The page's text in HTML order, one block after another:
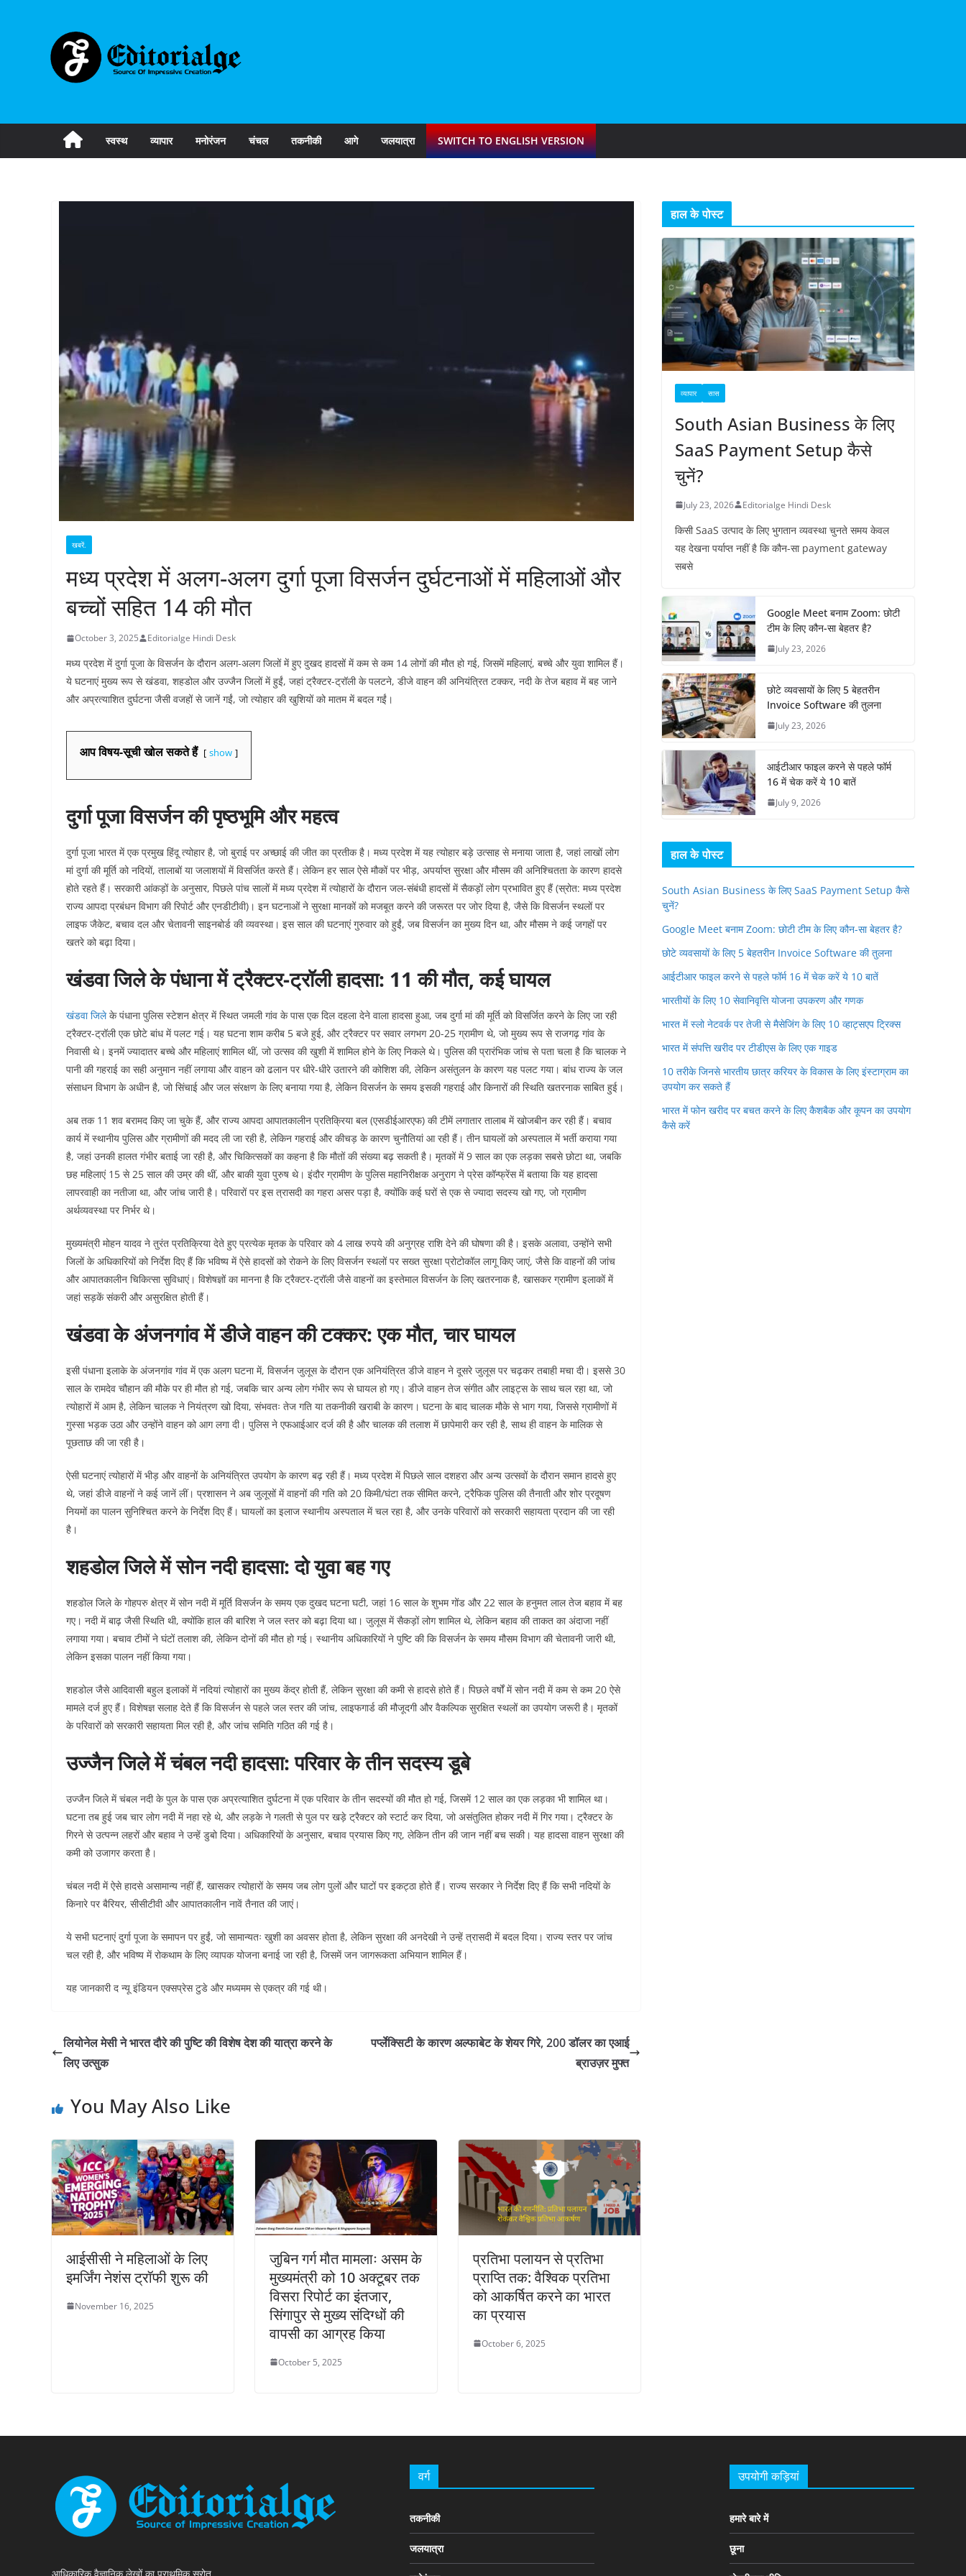
स्वस्थ व्यापार मनोरंजन चंचल तकनीकी आगे जलयात्रा SWITCH TO ENGLISH VERSION
खबरें.
मध्य प्रदेश में अलग-अलग दुर्गा पूजा विसर्जन दुर्घटनाओं में महिलाओं और
बच्चों सहित 14 की मौत
October 3, 2025 Editorialge Hindi Desk
मध्य प्रदेश में दुर्गा पूजा के विसर्जन के दौरान अलग-अलग जिलों में हुए दुखद हादसों में कम से कम 14 लोगों की मौत हो गई, जिसमें महिलाएं, बच्चे और युवा शामिल हैं।
ये घटनाएं मुख्य रूप से खंडवा, शहडोल और उज्जैन जिलों में हुईं, जहां ट्रैक्टर-ट्रॉली के पलटने, डीजे वाहन की अनियंत्रित टक्कर, नदी के तेज बहाव में बह जाने
और अप्रत्याशित दुर्घटना जैसी वजहों से जानें गईं, जो त्योहार की खुशियों को मातम में बदल गईं।
आप विषय-सूची खोल सकते हैं show
दुर्गा पूजा विसर्जन की पृष्ठभूमि और महत्व
दुर्गा पूजा भारत में एक प्रमुख हिंदू त्योहार है, जो बुराई पर अच्छाई की जीत का प्रतीक है। मध्य प्रदेश में यह त्योहार बड़े उत्साह से मनाया जाता है, जहां लाखों लोग
मां दुर्गा की मूर्ति को नदियों, तालाबों या जलाशयों में विसर्जित करते हैं। लेकिन हर साल ऐसे मौकों पर भीड़, अपर्याप्त सुरक्षा और मौसम की अनिश्चितता के कारण हादसे
होते रहते हैं। सरकारी आंकड़ों के अनुसार, पिछले पांच सालों में मध्य प्रदेश में त्योहारों के दौरान जल-संबंधी हादसों में सैकड़ों लोग प्रभावित हुए हैं (स्रोत: मध्य प्रदेश
राज्य आपदा प्रबंधन विभाग की रिपोर्ट और एनडीटीवी)। इन घटनाओं ने सुरक्षा मानकों को मजबूत करने की जरूरत पर जोर दिया है, जैसे कि विसर्जन स्थलों पर
लाइफ जैकेट, बचाव दल और चेतावनी साइनबोर्ड की व्यवस्था। इस साल की घटनाएं गुरुवार को हुईं, जब विसर्जन का मुख्य दिन था, और मौसम ने कई जगहों पर
खतरे को बढ़ा दिया।
खंडवा जिले के पंधाना में ट्रैक्टर-ट्रॉली हादसा: 11 की मौत, कई घायल
खंडवा जिलेके पंधाना पुलिस स्टेशन क्षेत्र में स्थित जमली गांव के पास एक दिल दहला देने वाला हादसा हुआ, जब दुर्गा मां की मूर्ति को विसर्जित करने के लिए जा रही
ट्रैक्टर-ट्रॉली एक छोटे बांध में पलट गई। यह घटना शाम करीब 5 बजे हुई, और ट्रैक्टर पर सवार लगभग 20-25 ग्रामीण थे, जो मुख्य रूप से राजगढ़ गांव के
निवासी थे। इनमें ज्यादातर बच्चे और महिलाएं शामिल थीं, जो उत्सव की खुशी में शामिल होने के लिए निकले थे। पुलिस की प्रारंभिक जांच से पता चला है कि चालक ने
पानी की गहराई का सही अनुमान नहीं लगाया और वाहन को ढलान पर धीरे-धीरे उतारने की कोशिश की, लेकिन असंतुलन के कारण यह पलट गया। बांध राज्य के जल
संसाधन विभाग के अधीन है, जो सिंचाई और जल संरक्षण के लिए बनाया गया है, लेकिन विसर्जन के समय इसकी गहराई और किनारों की स्थिति खतरनाक साबित हुई।
अब तक 11 शव बरामद किए जा चुके हैं, और राज्य आपदा आपातकालीन प्रतिक्रिया बल (एसडीईआरएफ) की टीमें लगातार तालाब में खोजबीन कर रही हैं। बचाव
कार्य में स्थानीय पुलिस और ग्रामीणों की मदद ली जा रही है, लेकिन गहराई और कीचड़ के कारण चुनौतियां आ रही हैं। तीन घायलों को अस्पताल में भर्ती कराया गया
है, जहां उनकी हालत गंभीर बताई जा रही है, और चिकित्सकों का कहना है कि मौतों की संख्या बढ़ सकती है। मृतकों में 9 साल का एक लड़का सबसे छोटा था, जबकि
छह महिलाएं 15 से 25 साल की उम्र की थीं, और बाकी युवा पुरुष थे। इंदौर ग्रामीण के पुलिस महानिरीक्षक अनुराग ने प्रेस कॉन्फ्रेंस में बताया कि यह हादसा
लापरवाही का नतीजा था, और जांच जारी है। परिवारों पर इस त्रासदी का गहरा असर पड़ा है, क्योंकि कई घरों से एक से ज्यादा सदस्य खो गए, जो ग्रामीण
अर्थव्यवस्था पर निर्भर थे।
मुख्यमंत्री मोहन यादव ने तुरंत प्रतिक्रिया देते हुए प्रत्येक मृतक के परिवार को 4 लाख रुपये की अनुग्रह राशि देने की घोषणा की है। इसके अलावा, उन्होंने सभी
जिलों के अधिकारियों को निर्देश दिए हैं कि भविष्य में ऐसे हादसों को रोकने के लिए विसर्जन स्थलों पर सख्त सुरक्षा प्रोटोकॉल लागू किए जाएं, जैसे कि वाहनों की जांच
और आपातकालीन चिकित्सा सुविधाएं। विशेषज्ञों का मानना है कि ट्रैक्टर-ट्रॉली जैसे वाहनों का इस्तेमाल विसर्जन के लिए खतरनाक है, खासकर ग्रामीण इलाकों में
जहां सड़कें संकरी और असुरक्षित होती हैं।
खंडवा के अंजनगांव में डीजे वाहन की टक्कर: एक मौत, चार घायल
इसी पंधाना इलाके के अंजनगांव गांव में एक अलग घटना में, विसर्जन जुलूस के दौरान एक अनियंत्रित डीजे वाहन ने दूसरे जुलूस पर चढ़कर तबाही मचा दी। इससे 30
साल के रामदेव चौहान की मौके पर ही मौत हो गई, जबकि चार अन्य लोग गंभीर रूप से घायल हो गए। डीजे वाहन तेज संगीत और लाइट्स के साथ चल रहा था, जो
त्योहारों में आम है, लेकिन चालक ने नियंत्रण खो दिया, संभवतः तेज गति या तकनीकी खराबी के कारण। घटना के बाद चालक मौके से भाग गया, जिससे ग्रामीणों में
गुस्सा भड़क उठा और उन्होंने वाहन को आग लगा दी। पुलिस ने एफआईआर दर्ज की है और चालक की तलाश में छापेमारी कर रही है, साथ ही वाहन के मालिक से
पूछताछ की जा रही है।
ऐसी घटनाएं त्योहारों में भीड़ और वाहनों के अनियंत्रित उपयोग के कारण बढ़ रही हैं। मध्य प्रदेश में पिछले साल दशहरा और अन्य उत्सवों के दौरान समान हादसे हुए
थे, जहां डीजे वाहनों ने कई जानें लीं। प्रशासन ने अब जुलूसों में वाहनों की गति को 20 किमी/घंटा तक सीमित करने, ट्रैफिक पुलिस की तैनाती और शोर प्रदूषण
नियमों का पालन सुनिश्चित करने के निर्देश दिए हैं। घायलों का इलाज स्थानीय अस्पताल में चल रहा है, और उनके परिवारों को सरकारी सहायता प्रदान की जा रही
है।
शहडोल जिले में सोन नदी हादसा: दो युवा बह गए
शहडोल जिले के गोहपरु क्षेत्र में सोन नदी में मूर्ति विसर्जन के समय एक दुखद घटना घटी, जहां 16 साल के शुभम गोंड और 22 साल के हनुमत लाल तेज बहाव में बह
गए। नदी में बाढ़ जैसी स्थिति थी, क्योंकि हाल की बारिश ने जल स्तर को बढ़ा दिया था। जुलूस में सैकड़ों लोग शामिल थे, लेकिन बहाव की ताकत का अंदाजा नहीं
लगाया गया। बचाव टीमों ने घंटों तलाश की, लेकिन दोनों की मौत हो गई। स्थानीय अधिकारियों ने पुष्टि की कि विसर्जन के समय मौसम विभाग की चेतावनी जारी थी,
लेकिन इसका पालन नहीं किया गया।
शहडोल जैसे आदिवासी बहुल इलाकों में नदियां त्योहारों का मुख्य केंद्र होती हैं, लेकिन सुरक्षा की कमी से हादसे होते हैं। पिछले वर्षों में सोन नदी में कम से कम 20 ऐसे
मामले दर्ज हुए हैं। विशेषज्ञ सलाह देते हैं कि विसर्जन से पहले जल स्तर की जांच, लाइफगार्ड की मौजूदगी और वैकल्पिक सुरक्षित स्थलों का उपयोग जरूरी है। मृतकों
के परिवारों को सरकारी सहायता मिल रही है, और जांच समिति गठित की गई है।
उज्जैन जिले में चंबल नदी हादसा: परिवार के तीन सदस्य डूबे
उज्जैन जिले में चंबल नदी के पुल के पास एक अप्रत्याशित दुर्घटना में एक परिवार के तीन सदस्यों की मौत हो गई, जिसमें 12 साल का एक लड़का भी शामिल था।
घटना तब हुई जब चार लोग नदी में नहा रहे थे, और लड़के ने गलती से पुल पर खड़े ट्रैक्टर को स्टार्ट कर दिया, जो असंतुलित होकर नदी में गिर गया। ट्रैक्टर के
गिरने से उत्पन्न लहरों और बहाव ने उन्हें डुबो दिया। अधिकारियों के अनुसार, बचाव प्रयास किए गए, लेकिन तीन की जान नहीं बच सकी। यह हादसा वाहन सुरक्षा की
कमी को उजागर करता है।
चंबल नदी में ऐसे हादसे असामान्य नहीं हैं, खासकर त्योहारों के समय जब लोग पुलों और घाटों पर इकट्ठा होते हैं। राज्य सरकार ने निर्देश दिए हैं कि सभी नदियों के
किनारे पर बैरियर, सीसीटीवी और आपातकालीन नावें तैनात की जाएं।
ये सभी घटनाएं दुर्गा पूजा के समापन पर हुईं, जो सामान्यतः खुशी का अवसर होता है, लेकिन सुरक्षा की अनदेखी ने उन्हें त्रासदी में बदल दिया। राज्य स्तर पर जांच
चल रही है, और भविष्य में रोकथाम के लिए व्यापक योजना बनाई जा रही है, जिसमें जन जागरूकता अभियान शामिल हैं।
यह जानकारी द न्यू इंडियन एक्सप्रेस टुडे और मध्यमम से एकत्र की गई थी।
लियोनेल मेसी ने भारत दौरे की पुष्टि की विशेष देश की यात्रा करने के
लिए उत्सुक
पर्प्लेक्सिटी के कारण अल्फाबेट के शेयर गिरे, 200 डॉलर का एआई
ब्राउज़र मुफ्त
You May Also Like
आईसीसी ने महिलाओं के लिए
इमर्जिंग नेशंस ट्रॉफी शुरू की
November 16, 2025
जुबिन गर्ग मौत मामलाः असम के
मुख्यमंत्री को 10 अक्टूबर तक
विसरा रिपोर्ट का इंतजार,
सिंगापुर से मुख्य संदिग्धों की
वापसी का आग्रह किया
October 5, 2025
प्रतिभा पलायन से प्रतिभा
प्राप्ति तक: वैश्विक प्रतिभा
को आकर्षित करने का भारत
का प्रयास
October 6, 2025
हाल के पोस्ट
व्यापार सास
South Asian Business के लिए
SaaS Payment Setup कैसे
चुनें?
July 23, 2026 Editorialge Hindi Desk
किसी SaaS उत्पाद के लिए भुगतान व्यवस्था चुनते समय केवल
यह देखना पर्याप्त नहीं है कि कौन-सा payment gateway
सबसे
Google Meet बनाम Zoom: छोटी
टीम के लिए कौन-सा बेहतर है?
July 23, 2026
छोटे व्यवसायों के लिए 5 बेहतरीन
Invoice Software की तुलना
July 23, 2026
आईटीआर फाइल करने से पहले फॉर्म
16 में चेक करें ये 10 बातें
July 9, 2026
हाल के पोस्ट
South Asian Business के लिए SaaS Payment Setup कैसे
चुनें?
Google Meet बनाम Zoom: छोटी टीम के लिए कौन-सा बेहतर है?
छोटे व्यवसायों के लिए 5 बेहतरीन Invoice Software की तुलना
आईटीआर फाइल करने से पहले फॉर्म 16 में चेक करें ये 10 बातें
भारतीयों के लिए 10 सेवानिवृत्ति योजना उपकरण और गणक
भारत में स्लो नेटवर्क पर तेजी से मैसेजिंग के लिए 10 व्हाट्सएप ट्रिक्स
भारत में संपत्ति खरीद पर टीडीएस के लिए एक गाइड
10 तरीके जिनसे भारतीय छात्र करियर के विकास के लिए इंस्टाग्राम का
उपयोग कर सकते हैं
भारत में फोन खरीद पर बचत करने के लिए कैशबैक और कूपन का उपयोग
कैसे करें
वर्ग
तकनीकी
जलयात्रा
उपयोगी कड़ियां
हमारे बारे में
छूना